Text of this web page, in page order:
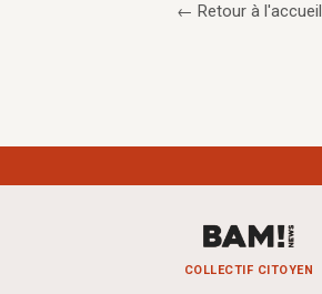
← Retour à l'accueil
COLLECTIF CITOYEN